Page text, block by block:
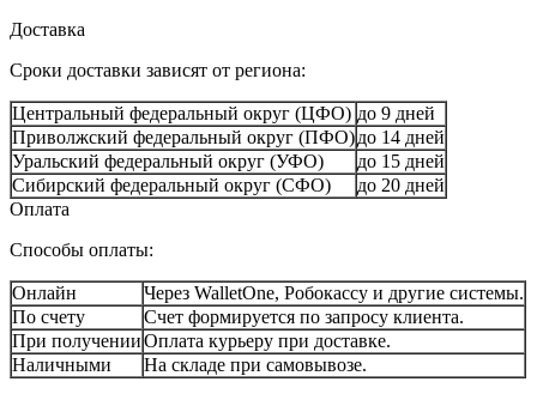
Доставка
Сроки доставки зависят от региона:
Центральный федеральный округ (ЦФО) до 9 дней
Приволжский федеральный округ (ПФО)до 14 дней
Уральский федеральный округ (УФО)
до 15 дней
Сибирский федеральный округ (СФО)
до 20 дней
Оплата
Способы оплаты:
Онлайн
Через WalletOne, Робокассу и другие системы.
По счету
Счет формируется по запросу клиента.
При полученииОплата курьеру при доставке.
Наличными
На складе при самовывозе.